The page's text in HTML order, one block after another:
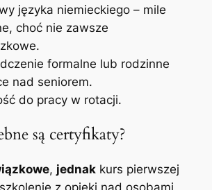
języka niemieckiego – mile
choć nie zawsze
formalne lub rodzinne
nad seniorem.
do pracy w rotacji.
są certyfikaty?
, jednakkurs pierwszej
z opieki nad osobami